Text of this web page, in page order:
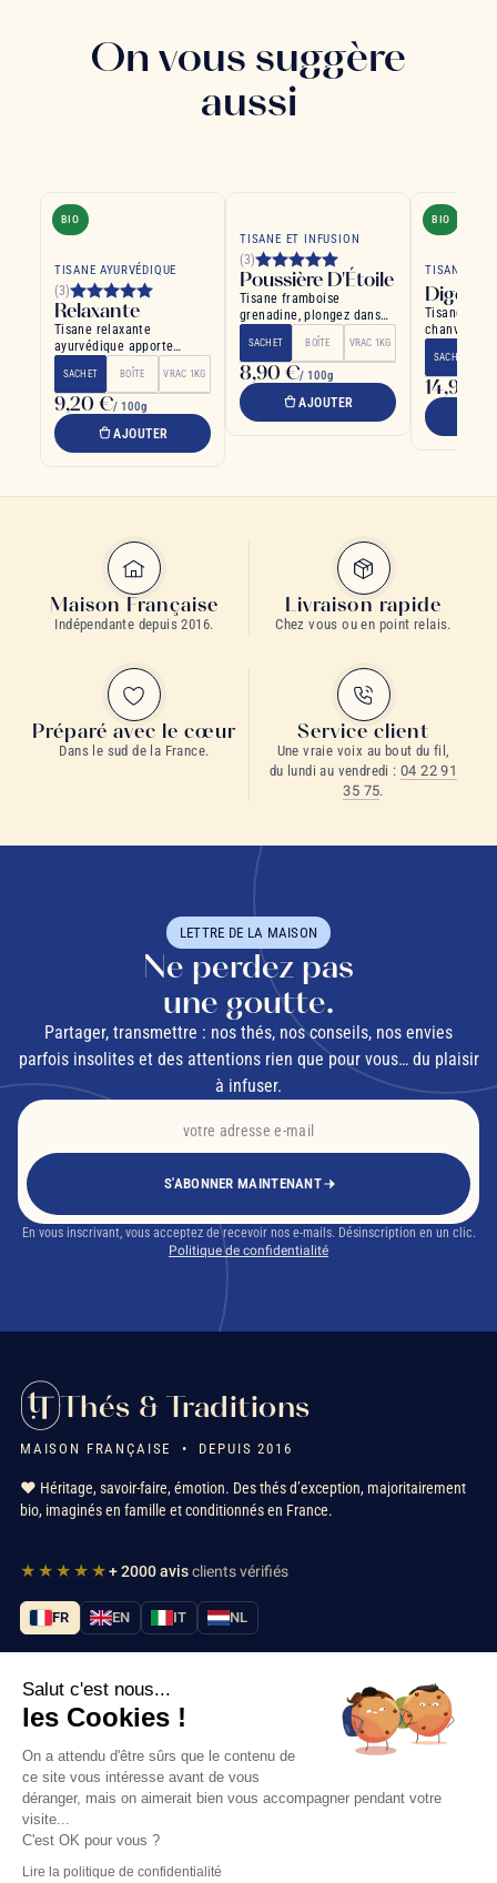
On vous suggère
aussi
BIO
TISANE AYURVÉDIQUE
(3)
Relaxante
Tisane relaxante
ayurvédique apporte
sérénité et bien-être
SACHET BOÎTE VRAC 1KG
9,20 €/ 100g
AJOUTER
TISANE ET INFUSION
(3)
Poussière D'Étoile
Tisane framboise
grenadine, plongez dans
un monde magique
SACHET BOÎTE VRAC 1KG
8,90 €/ 100g
AJOUTER
BIO
TISANE CBD
Tisane
chanvre,
SACHET
14,90 €
Maison Française
Indépendante depuis 2016.
Livraison rapide
Chez vous ou en point relais.
Préparé avec le cœur
Dans le sud de la France.
Service client
Une vraie voix au bout du fil,
du lundi au vendredi :04 22 91
35 75.
LETTRE DE LA MAISON
Ne perdez pas
une goutte.
Partager, transmettre : nos thés, nos conseils, nos envies
parfois insolites et des attentions rien que pour vous… du plaisir
à infuser.
S'ABONNER MAINTENANT
En vous inscrivant, vous acceptez de recevoir nos e-mails. Désinscription en un clic.
Politique de confidentialité
Thés & Traditions
MAISON FRANÇAISE • DEPUIS 2016
❤️ Héritage, savoir-faire, émotion. Des thés d’exception, majoritairement
bio, imaginés en famille et conditionnés en France.
★★★★★+ 2000 avisclients vérifiés
FR EN IT NL
Nos services
Informations
Nous contacter
Salut c'est nous...
les Cookies !
On a attendu d'être sûrs que le contenu de
ce site vous intéresse avant de vous
déranger, mais on aimerait bien vous accompagner pendant votre
visite...
C'est OK pour vous ?
Lire la politique de confidentialité